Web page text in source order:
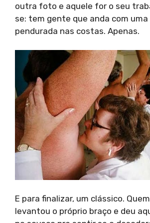
outra foto e aquele for o seu
se: tem gente que anda com uma
pendurada nas costas. Apenas.
E para finalizar, um clássico.
levantou o próprio braço e deu